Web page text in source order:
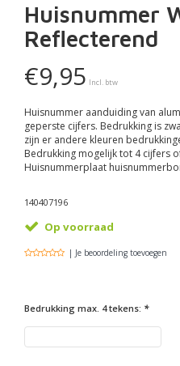
Huisnummer
Reflecterend
€9,95 Incl. btw
Huisnummer aanduiding van
geperste cijfers. Bedrukking is
zijn er andere kleuren
Bedrukking mogelijk tot 4 cijfers
Huisnummerplaat
140407196
Op voorraad
| Je beoordeling toevoegen
Bedrukking max. 4 tekens: *